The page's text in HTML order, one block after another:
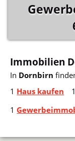
Immobilien
In Dornbirn
1 Haus kaufen 1
1